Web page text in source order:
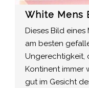
White Mens
Dieses Bild eines
am besten
Ungerechtigkeit,
Kontinent immer
gut im Gesicht